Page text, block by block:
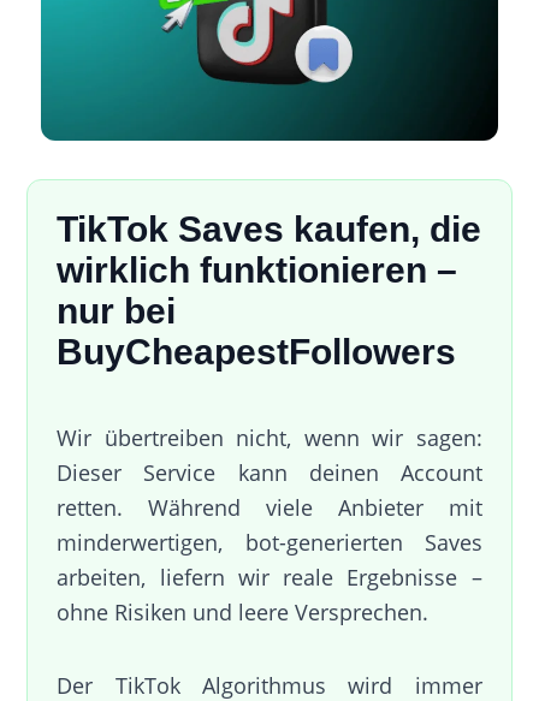
TikTok Saves kaufen, die
wirklich funktionieren –
nur bei
BuyCheapestFollowers
Wir übertreiben nicht, wenn wir sagen:
Dieser Service kann deinen Account
retten. Während viele Anbieter mit
minderwertigen, bot-generierten Saves
arbeiten, liefern wir reale Ergebnisse –
ohne Risiken und leere Versprechen.
Der TikTok Algorithmus wird immer